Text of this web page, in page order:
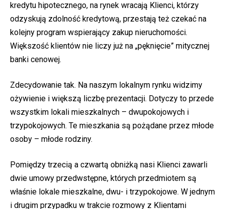
kredytu hipotecznego, na rynek wracają Klienci, którzy
odzyskują zdolność kredytową, przestają też czekać na
kolejny program wspierający zakup nieruchomości.
Większość klientów nie liczy już na „pęknięcie” mitycznej
banki cenowej.
Zdecydowanie tak. Na naszym lokalnym rynku widzimy
ożywienie i większą liczbę prezentacji. Dotyczy to przede
wszystkim lokali mieszkalnych – dwupokojowych i
trzypokojowych. Te mieszkania są pożądane przez młode
osoby – młode rodziny.
Pomiędzy trzecią a czwartą obniżką nasi Klienci zawarli
dwie umowy przedwstępne, których przedmiotem są
właśnie lokale mieszkalne, dwu- i trzypokojowe. W jednym
i drugim przypadku w trakcie rozmowy z Klientami